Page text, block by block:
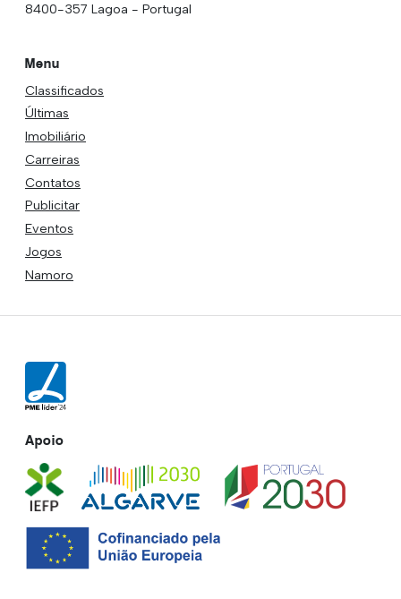
8400-357 Lagoa - Portugal
Menu
Classificados
Últimas
Imobiliário
Carreiras
Contatos
Publicitar
Eventos
Jogos
Namoro
Apoio